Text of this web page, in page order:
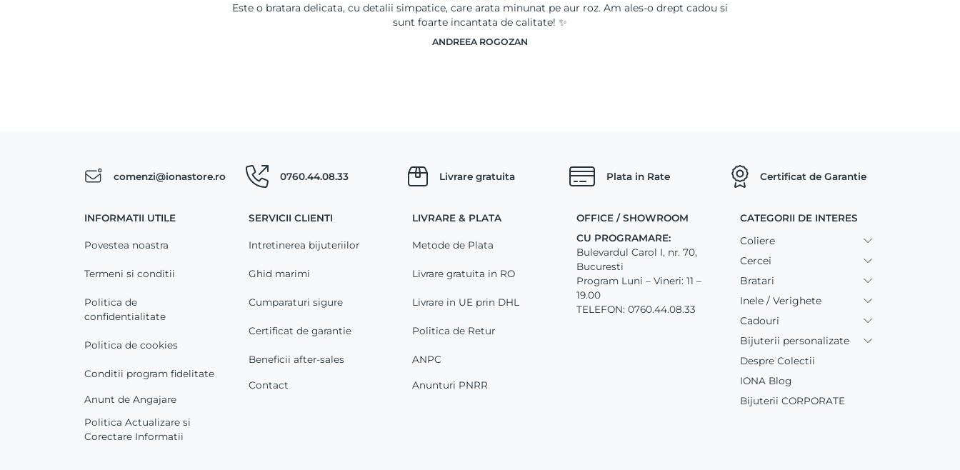
Este o bratara delicata, cu detalii simpatice, care arata minunat pe aur roz. Am ales-o drept cadou si
sunt foarte incantata de calitate! ✨
ANDREEA ROGOZAN
comenzi@ionastore.ro 0760.44.08.33 Livrare gratuita Plata in Rate Certificat de Garantie
INFORMATII UTILE
Povestea noastra
Termeni si conditii
Politica de
confidentialitate
Politica de cookies
Conditii program fidelitate
Anunt de Angajare
Politica Actualizare si
Corectare Informatii
SERVICII CLIENTI
Intretinerea bijuteriilor
Ghid marimi
Cumparaturi sigure
Certificat de garantie
Beneficii after-sales
Contact
LIVRARE & PLATA
Metode de Plata
Livrare gratuita in RO
Livrare in UE prin DHL
Politica de Retur
ANPC
Anunturi PNRR
OFFICE / SHOWROOM
CU PROGRAMARE:
Bulevardul Carol I, nr. 70,
Bucuresti
Program Luni – Vineri: 11 –
19.00
TELEFON: 0760.44.08.33
CATEGORII DE INTERES
Coliere
Cercei
Bratari
Inele / Verighete
Cadouri
Bijuterii personalizate
Despre Colectii
IONA Blog
Bijuterii CORPORATE